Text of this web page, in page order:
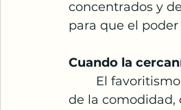
concentrados y
para que el
Cuando la
de la comodidad,